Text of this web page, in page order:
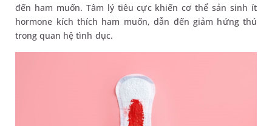
đến ham muốn. Tâm lý tiêu cực khiến cơ thể sản sinh ít
hormone kích thích ham muốn, dẫn đến giảm hứng thú
trong quan hệ tình dục.